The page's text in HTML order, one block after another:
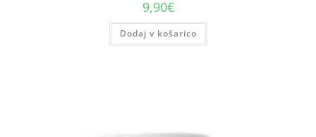
9,90€
Dodaj v košarico